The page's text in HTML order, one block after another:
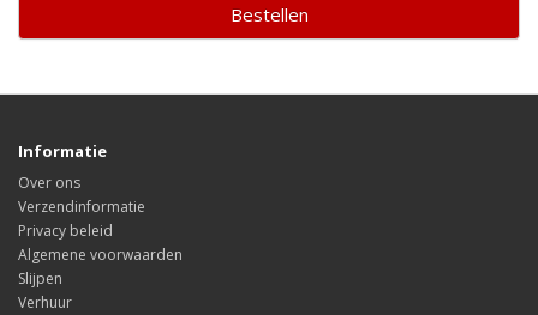
Bestellen
Informatie
Over ons
Verzendinformatie
Privacy beleid
Algemene voorwaarden
Slijpen
Verhuur